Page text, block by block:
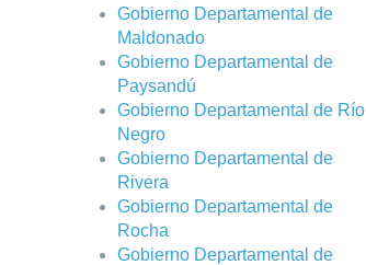
Gobierno Departamental de
Maldonado
Gobierno Departamental de
Paysandú
Gobierno Departamental de Río
Negro
Gobierno Departamental de
Rivera
Gobierno Departamental de
Rocha
Gobierno Departamental de